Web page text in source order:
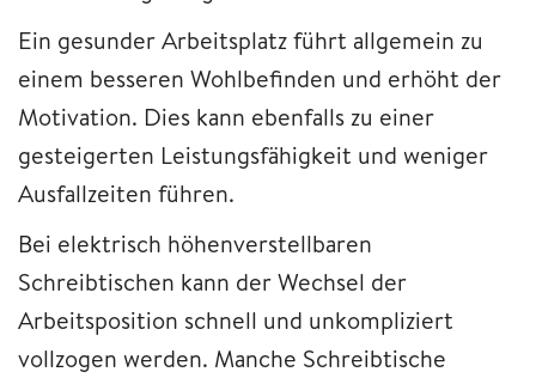
Ein gesunder Arbeitsplatz führt allgemein zu
einem besseren Wohlbefinden und erhöht der
Motivation. Dies kann ebenfalls zu einer
gesteigerten Leistungsfähigkeit und weniger
Ausfallzeiten führen.
Bei elektrisch höhenverstellbaren
Schreibtischen kann der Wechsel der
Arbeitsposition schnell und unkompliziert
vollzogen werden. Manche Schreibtische